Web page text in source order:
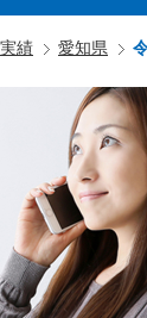
績 愛知県